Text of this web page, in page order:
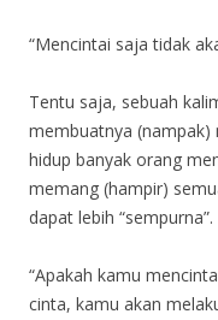
“Mencintai saja tidak
Tentu saja, sebuah
membuatnya (nampak)
hidup banyak orang
memang (hampir)
dapat lebih “sempurna”.
“Apakah kamu
cinta, kamu akan